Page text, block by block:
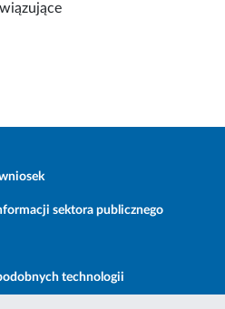
sektora publicznego
technologii